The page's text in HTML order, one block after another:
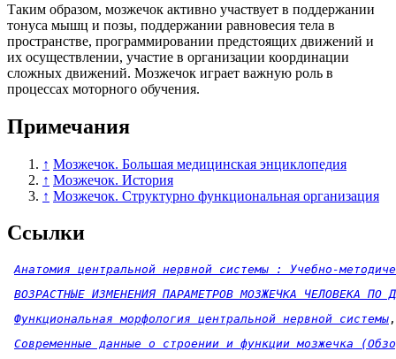
Таким образом, мозжечок активно участвует в поддержании
тонуса мышц и позы, поддержании равновесия тела в
пространстве, программировании предстоящих движений и
их осуществлении, участие в организации координации
сложных движений. Мозжечок играет важную роль в
процессах моторного обучения.
Примечания
↑ Мозжечок. Большая медицинская энциклопедия
↑ Мозжечок. История
↑ Мозжечок. Структурно функциональная организация
Ссылки
Анатомия центральной нервной системы : Учебно-
ВОЗРАСТНЫЕ ИЗМЕНЕНИЯ ПАРАМЕТРОВ МОЗЖЕЧКА ЧЕЛОВЕКА ПО
Функциональная морфология центральной нервной системы
Современные данные о строении и функции мозжечка